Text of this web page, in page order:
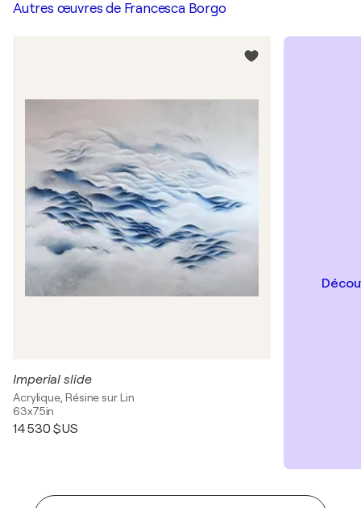
Autres œuvres de Francesca Borgo
Imperial slide
Acrylique, Résine sur Lin
63x75in
14 530 $US